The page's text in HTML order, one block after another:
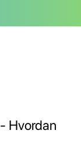
Hvordan